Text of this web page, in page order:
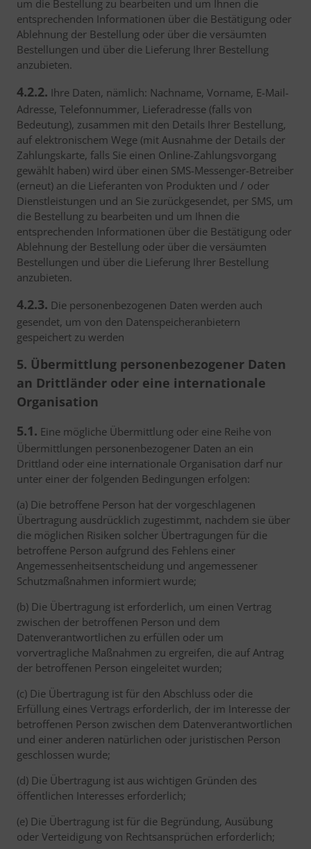
um die Bestellung zu bearbeiten und um Ihnen die
entsprechenden Informationen über die Bestätigung oder
Ablehnung der Bestellung oder über die versäumten
Bestellungen und über die Lieferung Ihrer Bestellung
anzubieten.
4.2.2. Ihre Daten, nämlich: Nachname, Vorname, E-Mail-
Adresse, Telefonnummer, Lieferadresse (falls von
Bedeutung), zusammen mit den Details Ihrer Bestellung,
auf elektronischem Wege (mit Ausnahme der Details der
Zahlungskarte, falls Sie einen Online-Zahlungsvorgang
gewählt haben) wird über einen SMS-Messenger-Betreiber
(erneut) an die Lieferanten von Produkten und / oder
Dienstleistungen und an Sie zurückgesendet, per SMS, um
die Bestellung zu bearbeiten und um Ihnen die
entsprechenden Informationen über die Bestätigung oder
Ablehnung der Bestellung oder über die versäumten
Bestellungen und über die Lieferung Ihrer Bestellung
anzubieten.
4.2.3. Die personenbezogenen Daten werden auch
gesendet, um von den Datenspeicheranbietern
gespeichert zu werden
5. Übermittlung personenbezogener Daten
an Drittländer oder eine internationale
Organisation
5.1. Eine mögliche Übermittlung oder eine Reihe von
Übermittlungen personenbezogener Daten an ein
Drittland oder eine internationale Organisation darf nur
unter einer der folgenden Bedingungen erfolgen:
(a) Die betroffene Person hat der vorgeschlagenen
Übertragung ausdrücklich zugestimmt, nachdem sie über
die möglichen Risiken solcher Übertragungen für die
betroffene Person aufgrund des Fehlens einer
Angemessenheitsentscheidung und angemessener
Schutzmaßnahmen informiert wurde;
(b) Die Übertragung ist erforderlich, um einen Vertrag
zwischen der betroffenen Person und dem
Datenverantwortlichen zu erfüllen oder um
vorvertragliche Maßnahmen zu ergreifen, die auf Antrag
der betroffenen Person eingeleitet wurden;
(c) Die Übertragung ist für den Abschluss oder die
Erfüllung eines Vertrags erforderlich, der im Interesse der
betroffenen Person zwischen dem Datenverantwortlichen
und einer anderen natürlichen oder juristischen Person
geschlossen wurde;
(d) Die Übertragung ist aus wichtigen Gründen des
öffentlichen Interesses erforderlich;
(e) Die Übertragung ist für die Begründung, Ausübung
oder Verteidigung von Rechtsansprüchen erforderlich;